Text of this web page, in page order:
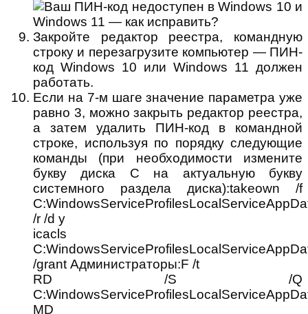
Закройте редактор реестра, командную
строку и перезагрузите компьютер — ПИН-
код Windows 10 или Windows 11 должен
работать.
Если на 7-м шаге значение параметра уже
равно 3, можно закрыть редактор реестра,
а затем удалить ПИН-код в командной
строке, используя по порядку следующие
команды (при необходимости измените
букву диска C на актуальную букву
системного раздела диска):takeown /f
/r /d y
icacls
/grant Администраторы:F /t
RD /S /Q
MD